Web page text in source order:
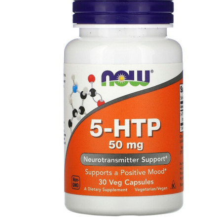
АНАБОЛИЧЕСКИЕ
АКСЕССУАРЫ
ДОБАВКИ ДЛЯ СУСТАВОВ И